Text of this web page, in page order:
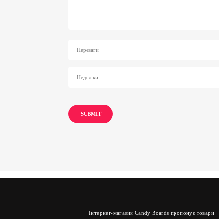
Інтернет-магазин Candy Boards пропонує товари